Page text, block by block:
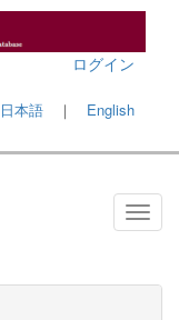
ログイン
日本語 ｜ English